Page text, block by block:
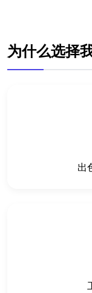
为什么选择
出